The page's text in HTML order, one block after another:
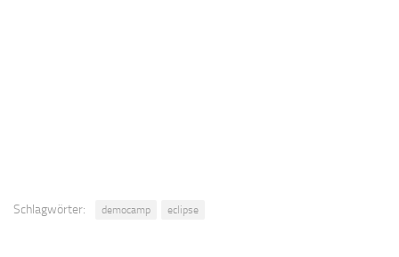
Schlagwörter: democamp eclipse